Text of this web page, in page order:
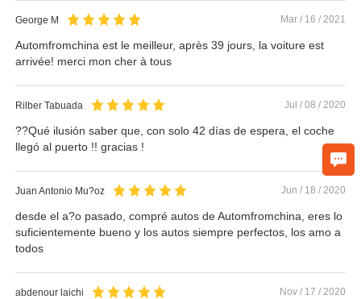
George M Mar / 16 / 2021
Automfromchina est le meilleur, après 39 jours, la voiture est
arrivée! merci mon cher à tous
Rilber Tabuada Jul / 08 / 2020
??Qué ilusión saber que, con solo 42 días de espera, el coche
llegó al puerto !! gracias !
Juan Antonio Mu?oz Jun / 18 / 2020
desde el a?o pasado, compré autos de Automfromchina, eres lo
suficientemente bueno y los autos siempre perfectos, los amo a
todos
abdenour laichi Nov / 17 / 2020